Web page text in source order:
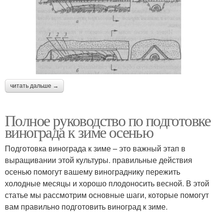
читать дальше →
Полное руководство по подготовке
винограда к зиме осенью
Подготовка винограда к зиме – это важный этап в
выращивании этой культуры. правильные действия
осенью помогут вашему винограднику пережить
холодные месяцы и хорошо плодоносить весной. В этой
статье мы рассмотрим основные шаги, которые помогут
вам правильно подготовить виноград к зиме.